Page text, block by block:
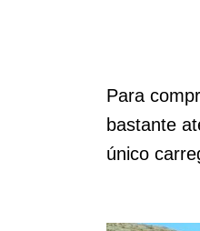
Para
bastante
único